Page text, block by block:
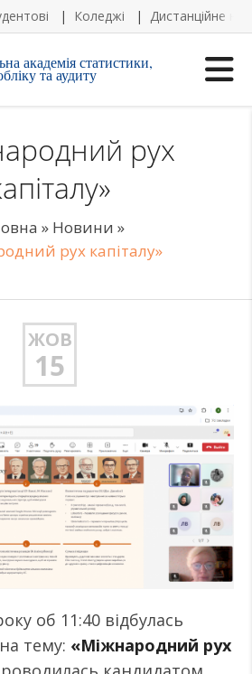
Коледжі Дистанційне
академія статистики,
та аудиту
рух
» Новини »
рух капіталу»
ЖОВ
15
об 11:40 відбулась
тему: «Міжнародний рух